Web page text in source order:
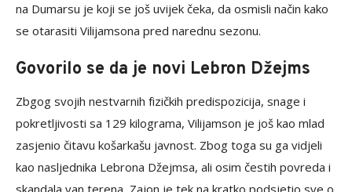
na Dumarsu je koji se još uvijek čeka, da osmisli način kako
se otarasiti Vilijamsona pred narednu sezonu.
Govorilo se da je novi Lebron Džejms
Zbgog svojih nestvarnih fizičkih predispozicija, snage i
pokretljivosti sa 129 kilograma, Vilijamson je još kao mlad
zasjenio čitavu košarkašu javnost. Zbog toga su ga vidjeli
kao nasljednika Lebrona Džejmsa, ali osim čestih povreda i
skandala van terena, Zajon je tek na kratko podsjetio sve o